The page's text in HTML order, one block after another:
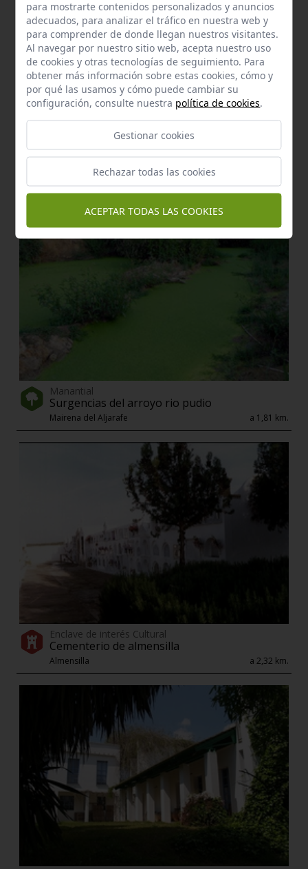
Bollullos de la Mitación
Manantial
Surgencias del arroyo rio pudio
Mairena del Aljarafe a 1,81 km.
Enclave de interés Cultural
Cementerio de almensilla
Almensilla a 2,32 km.
para mostrarte contenidos personalizados y anuncios
adecuados, para analizar el tráfico en nuestra web y
para comprender de donde llegan nuestros visitantes.
Al navegar por nuestro sitio web, acepta nuestro uso
de cookies y otras tecnologías de seguimiento. Para
obtener más información sobre estas cookies, cómo y
por qué las usamos y cómo puede cambiar su
configuración, consulte nuestra política de cookies.
Gestionar cookies
Rechazar todas las cookies
ACEPTAR TODAS LAS COOKIES